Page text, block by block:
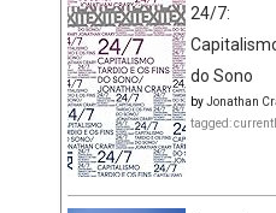
24/7:
do Sono
byJonathan
tagged: